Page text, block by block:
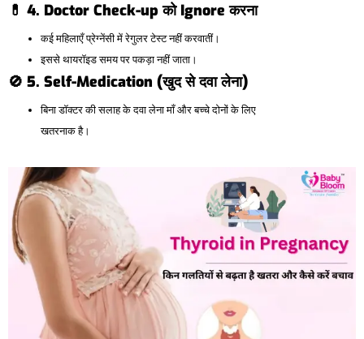
💊 4. Doctor Check-upको Ignoreकरना
कई महिलाएँ प्रेग्नेंसी में रेगुलर टेस्ट नहीं करवातीं।
इससे थायरॉइड समय पर पकड़ा नहीं जाता।
🚫 5. Self-Medication (खुदसेदवालेना)
बिना डॉक्टर की सलाह के दवा लेना माँ और बच्चे दोनों के लिए
खतरनाक है।